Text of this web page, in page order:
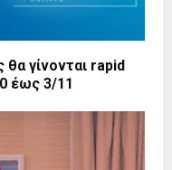
θα γίνονται rapid
έως 3/11